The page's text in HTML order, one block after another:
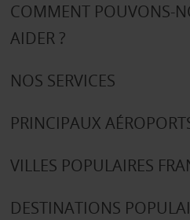
COMMENT POUVONS-
AIDER ?
NOS SERVICES
PRINCIPAUX
VILLES POPULAIRES
DESTINATIONS